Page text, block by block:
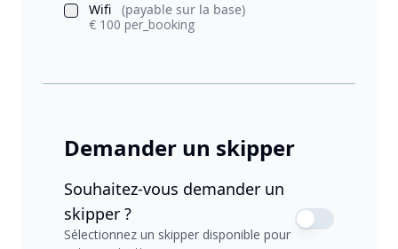
Wifi
(payable sur la base)
€ 100 per_booking
Demander un skipper
Souhaitez-vous demander un
skipper ?
Sélectionnez un skipper disponible pour